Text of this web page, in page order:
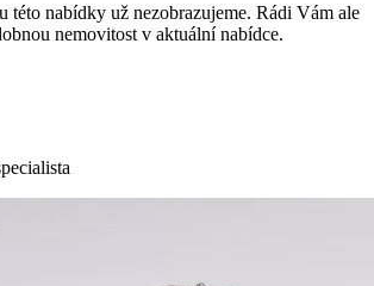
této nabídky už nezobrazujeme. Rádi Vám ale
nemovitost v aktuální nabídce.